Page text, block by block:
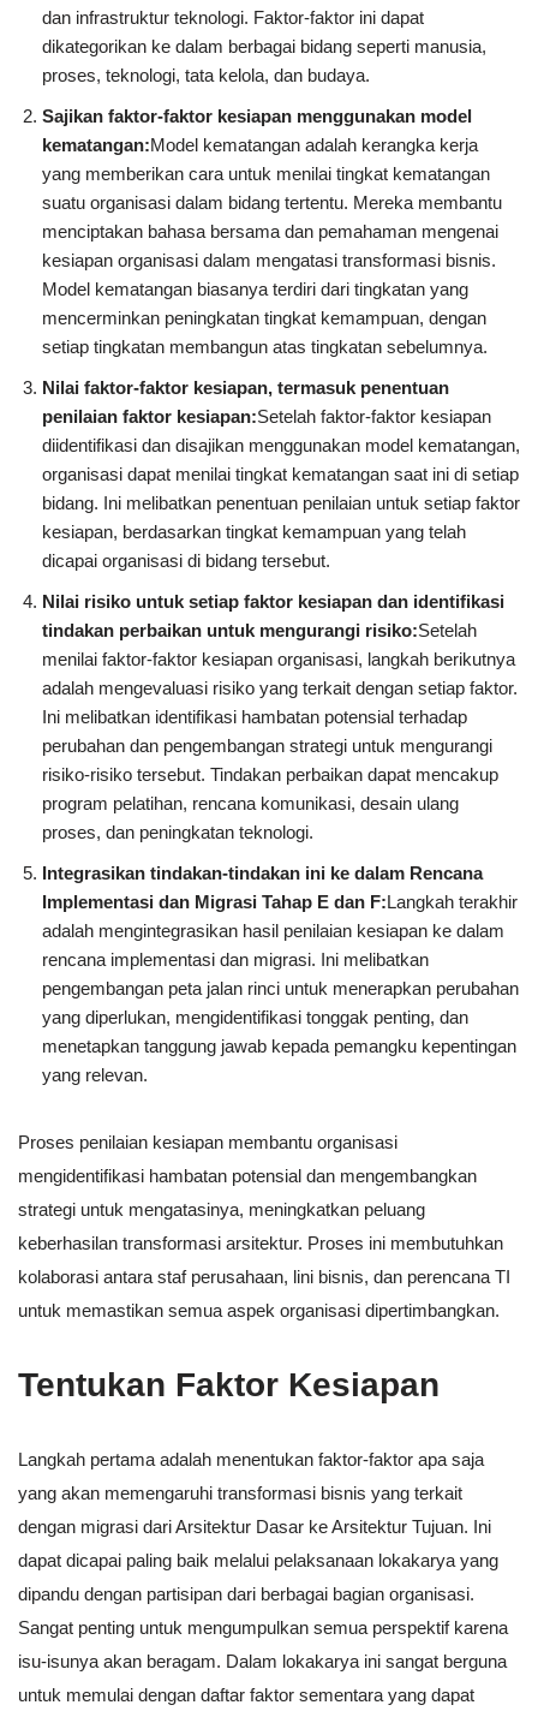
dan infrastruktur teknologi. Faktor-faktor ini dapat
dikategorikan ke dalam berbagai bidang seperti manusia,
proses, teknologi, tata kelola, dan budaya.
Sajikan faktor-faktor kesiapan menggunakan model
kematangan:Model kematangan adalah kerangka kerja
yang memberikan cara untuk menilai tingkat kematangan
suatu organisasi dalam bidang tertentu. Mereka membantu
menciptakan bahasa bersama dan pemahaman mengenai
kesiapan organisasi dalam mengatasi transformasi bisnis.
Model kematangan biasanya terdiri dari tingkatan yang
mencerminkan peningkatan tingkat kemampuan, dengan
setiap tingkatan membangun atas tingkatan sebelumnya.
Nilai faktor-faktor kesiapan, termasuk penentuan
penilaian faktor kesiapan:Setelah faktor-faktor kesiapan
diidentifikasi dan disajikan menggunakan model kematangan,
organisasi dapat menilai tingkat kematangan saat ini di setiap
bidang. Ini melibatkan penentuan penilaian untuk setiap faktor
kesiapan, berdasarkan tingkat kemampuan yang telah
dicapai organisasi di bidang tersebut.
Nilai risiko untuk setiap faktor kesiapan dan identifikasi
tindakan perbaikan untuk mengurangi risiko:Setelah
menilai faktor-faktor kesiapan organisasi, langkah berikutnya
adalah mengevaluasi risiko yang terkait dengan setiap faktor.
Ini melibatkan identifikasi hambatan potensial terhadap
perubahan dan pengembangan strategi untuk mengurangi
risiko-risiko tersebut. Tindakan perbaikan dapat mencakup
program pelatihan, rencana komunikasi, desain ulang
proses, dan peningkatan teknologi.
Integrasikan tindakan-tindakan ini ke dalam Rencana
Implementasi dan Migrasi Tahap E dan F:Langkah terakhir
adalah mengintegrasikan hasil penilaian kesiapan ke dalam
rencana implementasi dan migrasi. Ini melibatkan
pengembangan peta jalan rinci untuk menerapkan perubahan
yang diperlukan, mengidentifikasi tonggak penting, dan
menetapkan tanggung jawab kepada pemangku kepentingan
yang relevan.
Proses penilaian kesiapan membantu organisasi
mengidentifikasi hambatan potensial dan mengembangkan
strategi untuk mengatasinya, meningkatkan peluang
keberhasilan transformasi arsitektur. Proses ini membutuhkan
kolaborasi antara staf perusahaan, lini bisnis, dan perencana TI
untuk memastikan semua aspek organisasi dipertimbangkan.
Tentukan Faktor Kesiapan
Langkah pertama adalah menentukan faktor-faktor apa saja
yang akan memengaruhi transformasi bisnis yang terkait
dengan migrasi dari Arsitektur Dasar ke Arsitektur Tujuan. Ini
dapat dicapai paling baik melalui pelaksanaan lokakarya yang
dipandu dengan partisipan dari berbagai bagian organisasi.
Sangat penting untuk mengumpulkan semua perspektif karena
isu-isunya akan beragam. Dalam lokakarya ini sangat berguna
untuk memulai dengan daftar faktor sementara yang dapat